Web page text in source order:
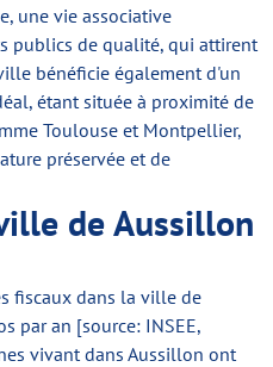
une vie associative
publics de qualité, qui attirent
bénéficie également d'un
étant située à proximité de
Toulouse et Montpellier,
préservée et de
de Aussillon
fiscaux dans la ville de
par an [source: INSEE,
vivant dans Aussillon ont